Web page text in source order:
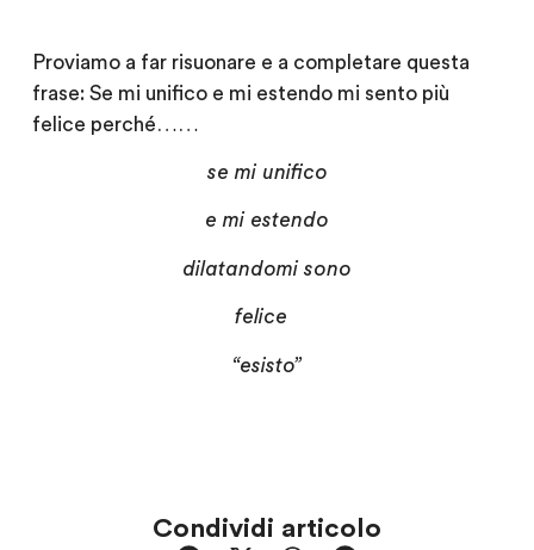
Proviamo a far risuonare e a completare questa
frase: Se mi unifico e mi estendo mi sento più
felice perché……
se mi unifico
e mi estendo
dilatandomi sono
felice
“esisto”
Condividi articolo